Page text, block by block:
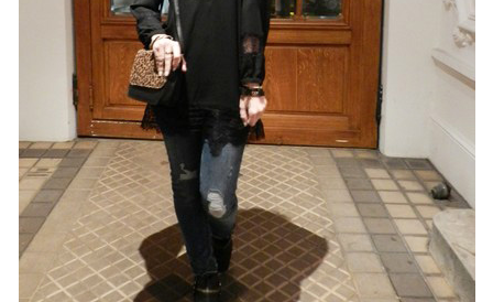
A PROPOS
PARUTIONS ET PARTENARIATS